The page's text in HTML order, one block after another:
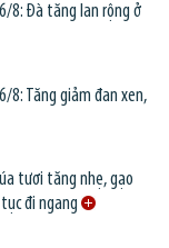
8: Đà tăng lan rộng ở
8: Tăng giảm đan xen,
tươi tăng nhẹ, gạo
đi ngang